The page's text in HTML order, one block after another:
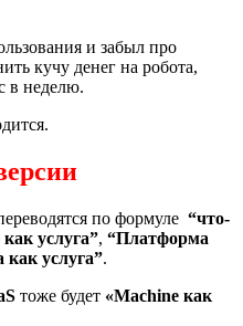
и забыл про
кучу денег на робота,
в неделю.
по формуле “что-
услуга”, “Платформа
услуга”.
тоже будет «Machine как